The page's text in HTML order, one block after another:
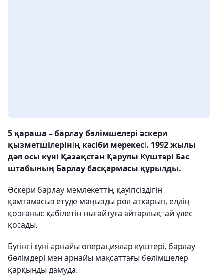
5 қараша – барлау бөлімшелері әскери
қызметшілерінің кәсіби мерекесі. 1992 жылы
дәл осы күні Қазақстан Қарулы Күштері Бас
штабының Барлау басқармасы құрылды.
Әскери барлау мемлекеттің қауіпсіздігін
қамтамасыз етуде маңызды рөл атқарып, елдің
қорғаныс қабілетін нығайтуға айтарлықтай үлес
қосады.
Бүгінгі күні арнайы операциялар күштері, барлау
бөлімдері мен арнайы мақсаттағы бөлімшелер
қарқынды дамуда.